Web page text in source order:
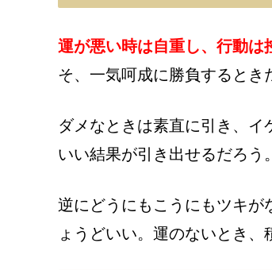
運が悪い時は自重し、行動は
そ、一気呵成に勝負するとき
ダメなときは素直に引き、イ
いい結果が引き出せるだろう。
逆にどうにもこうにもツキが
ょうどいい。運のないとき、